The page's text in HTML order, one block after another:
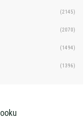
(2145)
(2070)
(1494)
(1396)